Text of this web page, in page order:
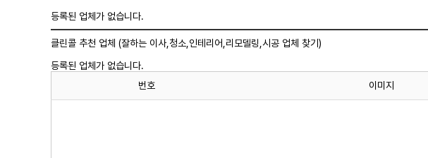
등록된 업체가 없습니다.
클린콜 추천 업체 (잘하는 이사, 청소 ,인테리어,리모델링,시공 업체 찾기)
등록된 업체가 없습니다.
번호
이미지